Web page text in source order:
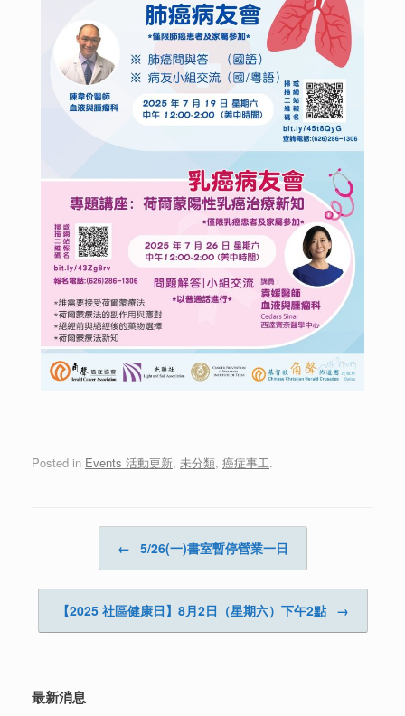
Posted in Events 活動更新, 未分類, 癌症事工.
← 5/26(一)書室暫停營業一日
【2025 社區健康日】8月2日（星期六）下午2點 →
最新消息